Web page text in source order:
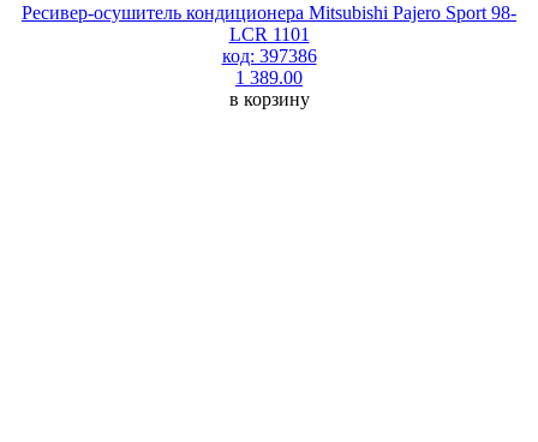
Ресивер-осушитель кондиционера Mitsubishi Pajero Sport 98-
LCR 1101
код: 397386
1 389.00
в корзину